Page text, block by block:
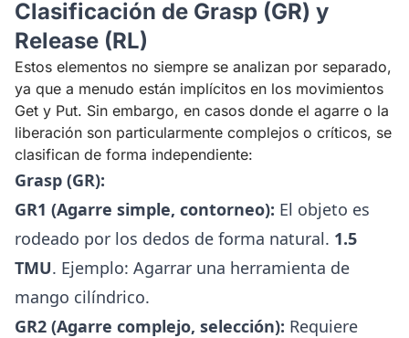
Clasificación de Grasp (GR) y
Release (RL)
Estos elementos no siempre se analizan por separado,
ya que a menudo están implícitos en los movimientos
Get y Put. Sin embargo, en casos donde el agarre o la
liberación son particularmente complejos o críticos, se
clasifican de forma independiente:
Grasp (GR):
GR1 (Agarre simple, contorneo): El objeto es
rodeado por los dedos de forma natural. 1.5
TMU. Ejemplo: Agarrar una herramienta de
mango cilíndrico.
GR2 (Agarre complejo, selección): Requiere